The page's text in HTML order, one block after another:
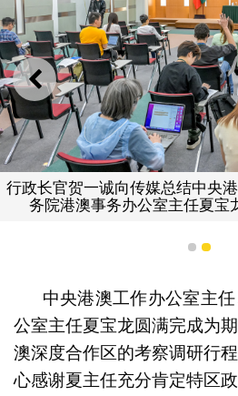
上一则
行政长官贺一诚向传媒总结中央
务院港澳事务办公室主任夏宝
1 2
中央港澳工作办公室主
公室主任夏宝龙圆满完成为
澳深度合作区的考察调研行
心感谢夏主任充分肯定特区